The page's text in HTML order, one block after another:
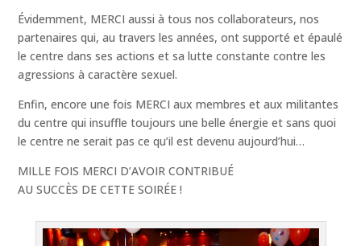
Évidemment, MERCI aussi à tous nos collaborateurs, nos
partenaires qui, au travers les années, ont supporté et épaulé
le centre dans ses actions et sa lutte constante contre les
agressions à caractère sexuel.
Enfin, encore une fois MERCI aux membres et aux militantes
du centre qui insuffle toujours une belle énergie et sans quoi
le centre ne serait pas ce qu’il est devenu aujourd’hui…
MILLE FOIS MERCI D’AVOIR CONTRIBUÉ
AU SUCCÈS DE CETTE SOIRÉE !